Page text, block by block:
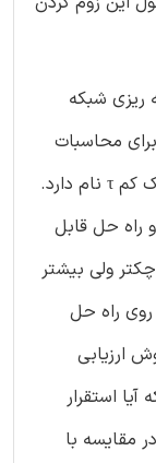
ریزی شبکه
محاسبات
ترافیک معرفی می کنیم که نرخ زمانی ترافیک کم τ نام دارد.
راه حل قابل
ولی بیشتر
راه حل
ارزیابی
استقرار
مقایسه با